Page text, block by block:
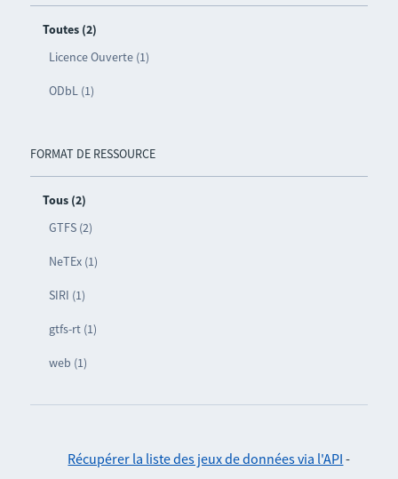
Toutes (2)
Licence Ouverte (1)
ODbL (1)
FORMAT DE RESSOURCE
Tous (2)
GTFS (2)
NeTEx (1)
SIRI (1)
gtfs-rt (1)
web (1)
Récupérer la liste des jeux de données via l'API -